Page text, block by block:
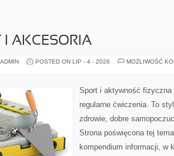
I AKCESORIA
POSTED ON LIP - 4 - 2026
MOŻLIWOŚĆ
Sport i aktywność
regularne ćwiczenia. To
zdrowie, dobre
Strona poświęcona tej
kompendium informacji, w